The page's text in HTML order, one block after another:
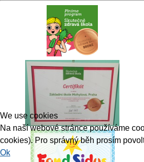
We use cookies
Na naší webové stránce používáme
cookies). Pro správný běh prosím
Ok